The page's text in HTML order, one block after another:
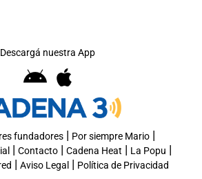
Descargá nuestra App
fundadores| Por siempre Mario|
| Contacto| Cadena Heat | La Popu |
| Aviso Legal | Política de Privacidad